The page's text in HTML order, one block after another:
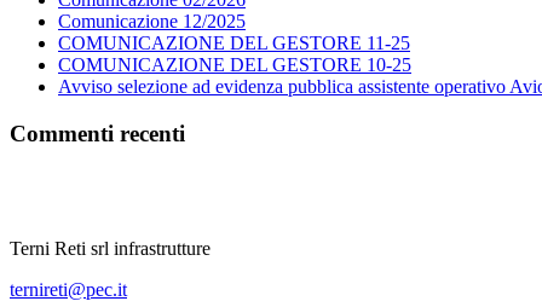
Comunicazione 12/2025
COMUNICAZIONE DEL GESTORE 11-25
COMUNICAZIONE DEL GESTORE 10-25
Avviso selezione ad evidenza pubblica assistente operativo
Commenti recenti
Terni Reti srl infrastrutture
ternireti@pec.it